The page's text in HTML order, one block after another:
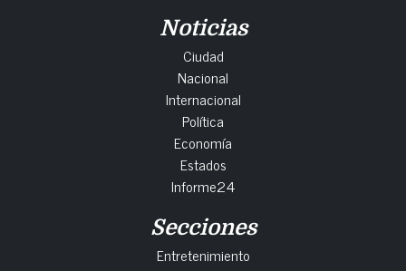
Noticias
Ciudad
Nacional
Internacional
Política
Economía
Estados
Informe24
Secciones
Entretenimiento